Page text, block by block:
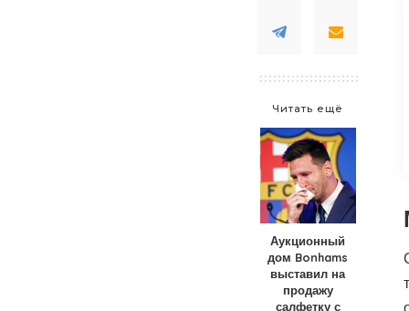
Читать ещё
Аукционный
дом Bonhams
выставил на
продажу
салфетку с